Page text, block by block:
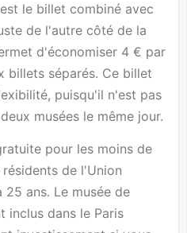
le billet combiné avec
de l'autre côté de la
d'économiser 4 € par
billets séparés. Ce billet
puisqu'il n'est pas
musées le même jour.
pour les moins de
de l'Union
25 ans. Le musée de
inclus dans le Paris